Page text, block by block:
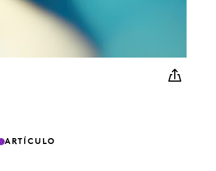
ARTÍCULO